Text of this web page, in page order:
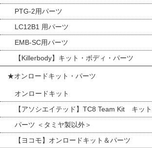
PTG-2用パーツ
LC12B1 用パーツ
EMB-SC用パーツ
【Killerbody】キット・ボディ・パーツ
★オンロードキット・パーツ
オンロードキット
【アソシエイテッド】TC8 Team Kit キッ
パーツ ＜タミヤ製以外＞
【ヨコモ】オンロードキット＆パーツ